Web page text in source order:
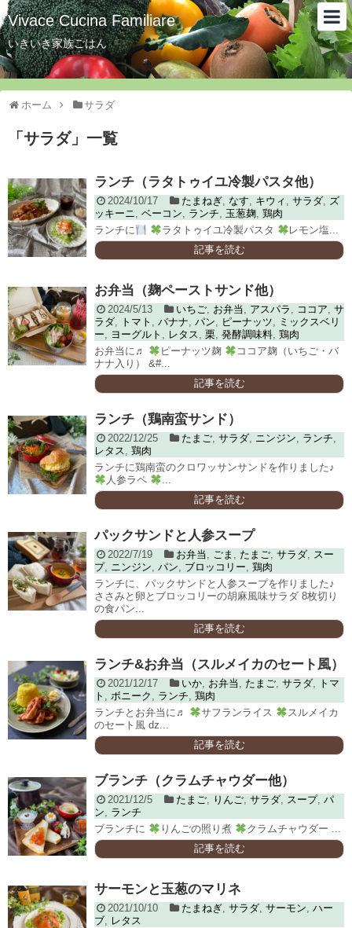
Vivace Cucina Familiare
いきいき家族ごはん
ホーム サラダ
「 サラダ」 一覧
ランチ（ラタトゥイユ冷製パスタ他）
2024/10/17 たまねぎ, なす, キウィ , サラダ, ズ
ッキーニ, ベーコン, ランチ, 玉葱麹, 鶏肉
ランチに
ラタトゥイユ冷製パスタ
レモン塩...
記事を読む
お弁当（麹ペーストサンド他）
2024/5/13 いちご, お弁当 , アスパラ , ココア, サ
ラダ, トマト , バナナ, パン, ピーナッツ, ミックスベリ
ー, ヨーグルト , レタス, 栗, 発酵調味料, 鶏肉
お弁当に♬
ピーナッツ麹
ココア麹（いちご・バ
ナナ入り） &#...
記事を読む
ランチ（鶏南蛮サンド）
2022/12/25 たまご, サラダ, ニンジン, ランチ,
レタス, 鶏肉
ランチに鶏南蛮のクロワッサンサンドを作りました♪
人参ラペ
...
記事を読む
パックサンドと人参スープ
2022/7/19 お弁当 , ごま , たまご, サラダ, スー
プ, ニンジン, パン, ブロッコリー, 鶏肉
ランチに、パックサンドと人参スープを作りました♪
ささみと卵とブロッコリーの胡麻風味サラダ 8枚切り
の食パン...
記事を読む
ランチ&お弁当（スルメイカのセート風）
2021/12/17 いか, お弁当 , たまご, サラダ, トマ
ト , ボニーク , ランチ, 鶏肉
ランチとお弁当に♬
サフランライス
スルメイカ
のセート風 ǳ...
記事を読む
ブランチ（クラムチャウダー他）
2021/12/5 たまご, りんご, サラダ, スープ, パ
ン, ランチ
ブランチに
りんごの照り煮
クラムチャウダー ...
記事を読む
サーモンと玉葱のマリネ
2021/10/10 たまねぎ, サラダ, サーモン, ハー
ブ, レタス